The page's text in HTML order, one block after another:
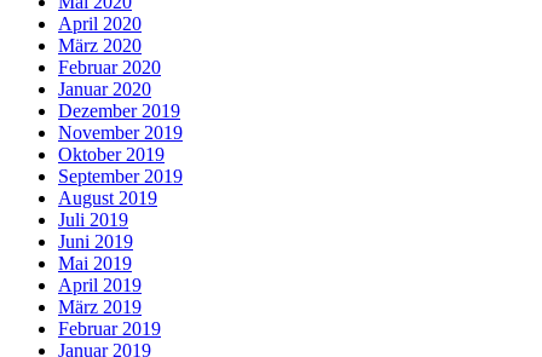
April 2020
März 2020
Februar 2020
Januar 2020
Dezember 2019
November 2019
Oktober 2019
September 2019
August 2019
Juli 2019
Juni 2019
Mai 2019
April 2019
März 2019
Februar 2019
Januar 2019